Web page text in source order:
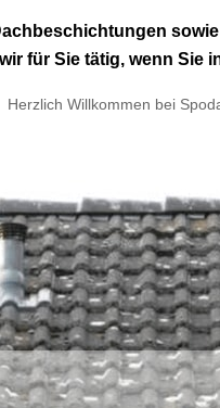
für Sie tätig, wenn Sie
Herzlich Willkommen bei